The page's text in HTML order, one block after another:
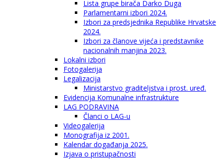
Lista grupe birača Darko Duga
Parlamentarni izbori 2024.
Izbori za predsjednika Republike Hrvatske
2024.
Izbori za članove vijeća i predstavnike
nacionalnih manjina 2023.
Lokalni izbori
Fotogalerija
Legalizacija
Ministarstvo graditeljstva i prost. uređ.
Evidencija Komunalne infrastrukture
LAG PODRAVINA
Članci o LAG-u
Videogalerija
Monografija iz 2001.
Kalendar događanja 2025.
Izjava o pristupačnosti